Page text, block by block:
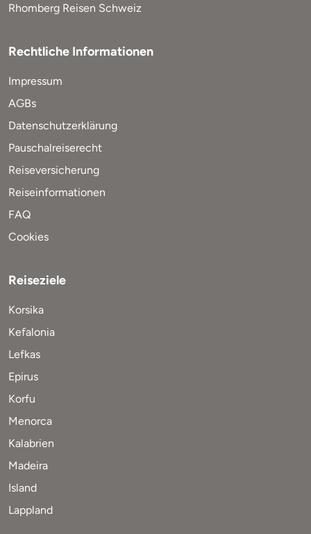
Rhomberg Reisen Schweiz
Rechtliche Informationen
Impressum
AGBs
Datenschutzerklärung
Pauschalreiserecht
Reiseversicherung
Reiseinformationen
FAQ
Cookies
Reiseziele
Korsika
Kefalonia
Lefkas
Epirus
Korfu
Menorca
Kalabrien
Madeira
Island
Lappland